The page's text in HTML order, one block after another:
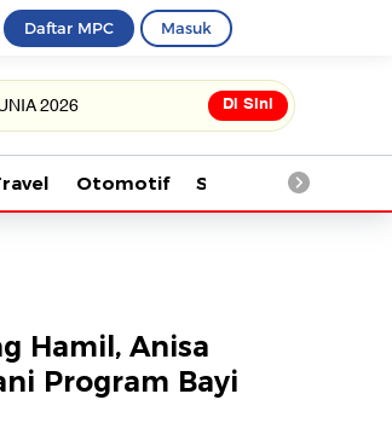
Daftar MPC Masuk
Di Sini
Otomotif Saintek
Hamil, Anisa
Program Bayi